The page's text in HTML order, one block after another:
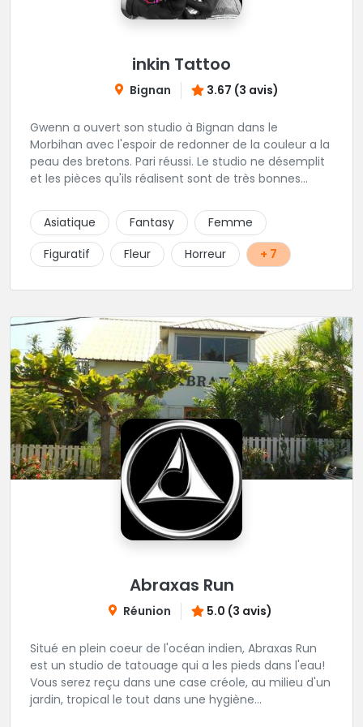
inkin Tattoo
Bignan 3.67 (3 avis)
Gwenn a ouvert son studio à Bignan dans le
Morbihan avec l'espoir de redonner de la couleur a la
peau des bretons. Pari réussi. Le studio ne désemplit
et les pièces qu'ils réalisent sont de très bonnes
tout type de projet, son style est éclectique et vous
serez bien réussi par le tatoueur en personne.
Asiatique Fantasy
Femme
Figuratif
Fleur Horreur + 7
Abraxas Run
Réunion 5.0 (3 avis)
Situé en plein coeur de l'océan indien, Abraxas Run
est un studio de tatouage qui a les pieds dans l'eau!
Vous serez reçu dans une case créole, au milieu d'un
jardin, tropical le tout dans une hygiène